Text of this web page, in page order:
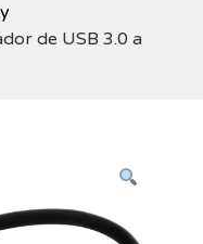
de USB 3.0 a